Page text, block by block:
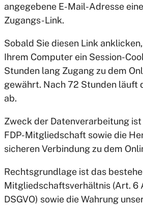
angegebene E-Mail-Adresse
Zugangs-Link.
Sobald Sie diesen Link
Ihrem Computer ein Session-
Stunden lang Zugang zu dem
gewährt. Nach 72 Stunden läuft
ab.
Zweck der Datenverarbeitung
FDP-Mitgliedschaft sowie die
sicheren Verbindung zu dem
Rechtsgrundlage ist das
Mitgliedschaftsverhältnis (Art. 6
DSGVO) sowie die Wahrung